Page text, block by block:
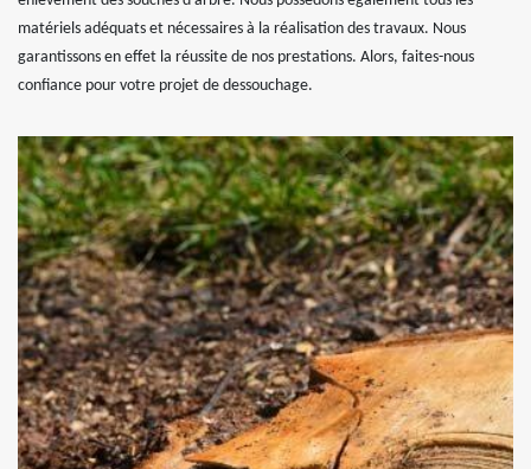
matériels adéquats et nécessaires à la réalisation des travaux. Nous
garantissons en effet la réussite de nos prestations. Alors, faites-nous
confiance pour votre projet de dessouchage.